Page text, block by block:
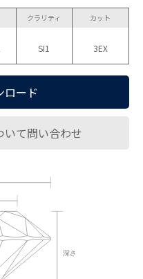
クラリティ
SI1
カット
3EX
ロード
いて問い合わせ